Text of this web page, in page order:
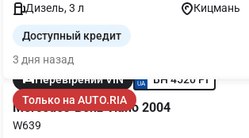
Дизель, 3 л
Кицмань
Доступный кредит
3 дня назад
Перевірений VIN
BH 4520 PI
Только на AUTO.RIA
Mercedes-Benz Viano 2004
W639